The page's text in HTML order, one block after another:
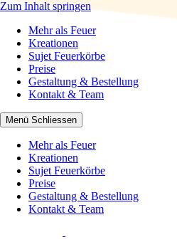
Zum Inhalt springen
Mehr als Feuer
Mehr als Feuer
Kreationen
Sujet Feuerkörbe
Preise
Gestaltung & Bestellung
Kontakt & Team
Menü Schliessen
Mehr als Feuer
Kreationen
Sujet Feuerkörbe
Preise
Gestaltung & Bestellung
Kontakt & Team